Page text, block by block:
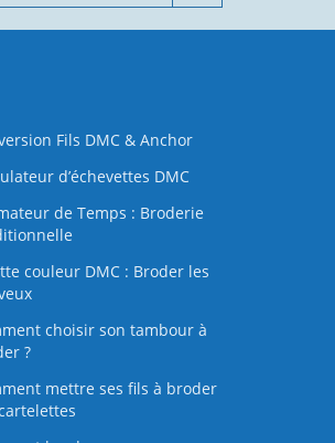
Fils DMC & Anchor
d’échevettes DMC
de Temps : Broderie
couleur DMC : Broder les
choisir son tambour à
?
mettre ses fils à broder